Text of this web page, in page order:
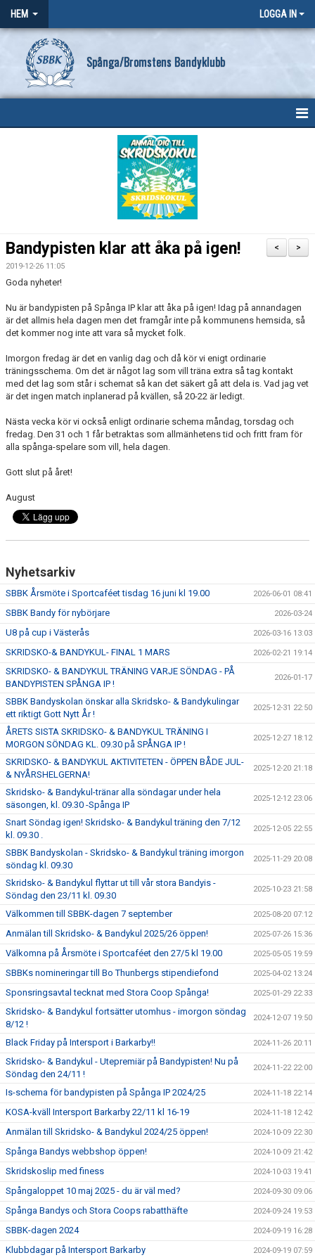
HEM LOGGA IN
Spånga/Bromstens Bandyklubb
SBBK POLICY
BILDGALLERI
VÅRA LAG/TRÄNARE
DOKUMENT
KÖP & SÄLJ
>
<
Bandypisten klar att åka på igen!
2019-12-26 11:05
Goda nyheter!
Nu är bandypisten på Spånga IP klar att åka på igen! Idag på annandagen
är det allmis hela dagen men det framgår inte på kommunens hemsida, så
det kommer nog inte att vara så mycket folk.
Imorgon fredag är det en vanlig dag och då kör vi enigt ordinarie
träningsschema. Om det är något lag som vill träna extra så tag kontakt
med det lag som står i schemat så kan det säkert gå att dela is. Vad jag vet
är det ingen match inplanerad på kvällen, så 20-22 är ledigt.
Nästa vecka kör vi också enligt ordinarie schema måndag, torsdag och
fredag. Den 31 och 1 får betraktas som allmänhetens tid och fritt fram för
alla spånga-spelare som vill, hela dagen.
Gott slut på året!
August
Nyhetsarkiv
SBBK Årsmöte i Sportcaféet tisdag 16 juni kl 19.00 2026-06-01 08:41
SBBK Bandy för nybörjare 2026-03-24
U8 på cup i Västerås 2026-03-16 13:03
SKRIDSKO-& BANDYKUL- FINAL 1 MARS 2026-02-21 19:14
SKRIDSKO- & BANDYKUL TRÄNING VARJE SÖNDAG - PÅ
BANDYPISTEN SPÅNGA IP !
2026-01-17
SBBK Bandyskolan önskar alla Skridsko- & Bandykulingar
ett riktigt Gott Nytt År !
2025-12-31 22:50
ÅRETS SISTA SKRIDSKO- & BANDYKUL TRÄNING I
MORGON SÖNDAG KL. 09.30 på SPÅNGA IP !
2025-12-27 18:12
SKRIDSKO- & BANDYKUL AKTIVITETEN - ÖPPEN BÅDE JUL-
& NYÅRSHELGERNA!
2025-12-20 21:18
Skridsko- & Bandykul-tränar alla söndagar under hela
säsongen, kl. 09.30 -Spånga IP
2025-12-12 23:06
Snart Söndag igen! Skridsko- & Bandykul träning den 7/12
kl. 09.30 .
2025-12-05 22:55
SBBK Bandyskolan - Skridsko- & Bandykul träning imorgon
söndag kl. 09.30
2025-11-29 20:08
Skridsko- & Bandykul flyttar ut till vår stora Bandyis -
Söndag den 23/11 kl. 09.30
2025-10-23 21:58
Välkommen till SBBK-dagen 7 september 2025-08-20 07:12
Anmälan till Skridsko- & Bandykul 2025/26 öppen! 2025-07-26 15:36
Välkomna på Årsmöte i Sportcaféet den 27/5 kl 19.00 2025-05-05 19:59
SBBKs nomineringar till Bo Thunbergs stipendiefond 2025-04-02 13:24
Sponsringsavtal tecknat med Stora Coop Spånga! 2025-01-29 22:33
Skridsko- & Bandykul fortsätter utomhus - imorgon söndag
8/12 !
2024-12-07 19:50
Black Friday på Intersport i Barkarby!! 2024-11-26 20:11
Skridsko- & Bandykul - Utepremiär på Bandypisten! Nu på
Söndag den 24/11 !
2024-11-22 22:00
Is-schema för bandypisten på Spånga IP 2024/25 2024-11-18 22:14
KOSA-kväll Intersport Barkarby 22/11 kl 16-19 2024-11-18 12:42
Anmälan till Skridsko- & Bandykul 2024/25 öppen! 2024-10-09 22:30
Spånga Bandys webbshop öppen! 2024-10-09 21:42
Skridskoslip med finess 2024-10-03 19:41
Spångaloppet 10 maj 2025 - du är väl med? 2024-09-30 09:06
Spånga Bandys och Stora Coops rabatthäfte 2024-09-24 19:53
SBBK-dagen 2024 2024-09-19 16:28
Klubbdagar på Intersport Barkarby 2024-09-19 07:59